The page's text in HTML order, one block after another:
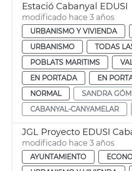
Estació Cabanyal EDUSI
modificado hace 3 años
URBANISMO Y VIVIENDA
URBANISMO
TODAS
POBLATS MARITIMS
EN PORTADA
EN
NORMAL
SANDRA
CABANYAL-CANYAMELAR
JGL Proyecto EDUSI
modificado hace 3 años
AYUNTAMIENTO